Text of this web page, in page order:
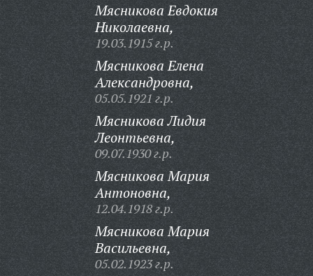
Мясникова Евдокия
Николаевна,
19.03.1915 г.р.
Мясникова Елена
Александровна,
05.05.1921 г.р.
Мясникова Лидия
Леонтьевна,
09.07.1930 г.р.
Мясникова Мария
Антоновна,
12.04.1918 г.р.
Мясникова Мария
Васильевна,
05.02.1923 г.р.